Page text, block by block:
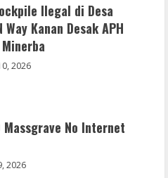
Ilegal di Desa
Kanan Desak APH
2026
No Internet
2026